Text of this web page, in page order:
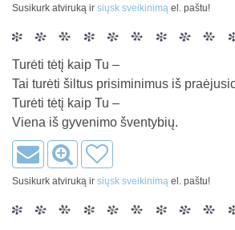
Susikurk atviruką ir siųsk sveikinimą el. paštu!
Turėti tėtį kaip Tu –
Tai turėti šiltus prisiminimus iš
Turėti tėtį kaip Tu –
Viena iš gyvenimo šventybių.
Susikurk atviruką ir siųsk sveikinimą el. paštu!